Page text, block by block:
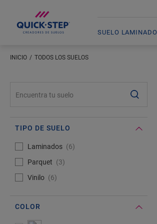
SUELO LAMINADO
INICIO TODOS LOS SUELOS
TIPO DE SUELO
#Select#Tipo de suelo
Laminados
6
Parquet
3
Vinilo
6
COLOR
#Select#Color